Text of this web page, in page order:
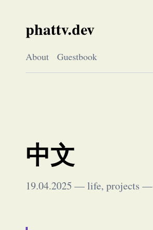
phattv.dev
About Guestbook
中文
19.04.2025 —life, projects —